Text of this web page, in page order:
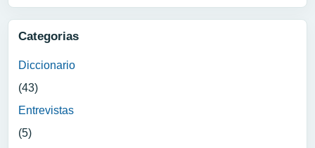
Categorias
Diccionario
(43)
Entrevistas
(5)